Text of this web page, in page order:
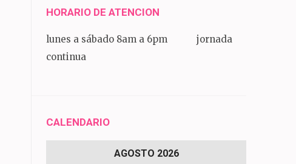
HORARIO DE ATENCION
lunes a sábado 8am a 6pm jornada
continua
CALENDARIO
AGOSTO 2026